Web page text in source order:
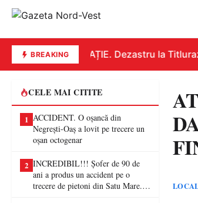
BREAKINGEDUCAȚIE. Dezastru la
CELE MAI CITITE
1 ACCIDENT. O oșancă din
Negrești-Oaș a lovit pe trecere un
oșan octogenar
2 INCREDIBIL!!! Șofer de 90 de
ani a produs un accident pe o
trecere de pietoni din Satu Mare. O